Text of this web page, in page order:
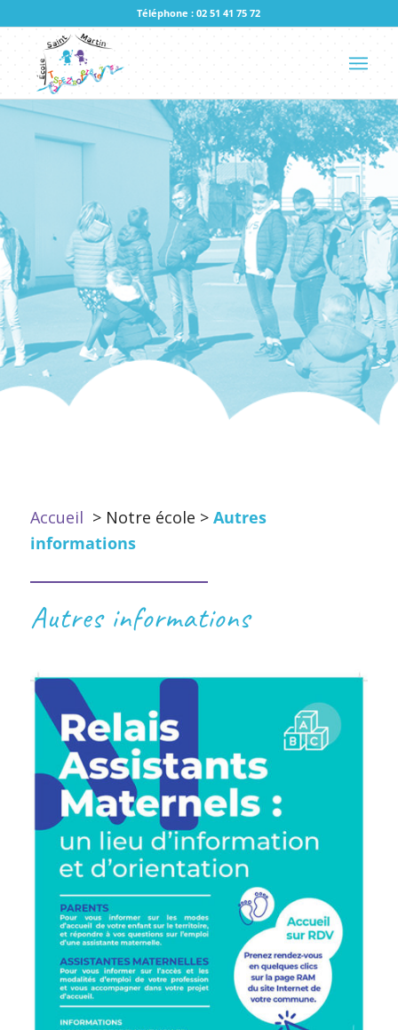
Téléphone : 02 51 41 75 72
Accueil > Notre école > Autres
informations
Autres informations